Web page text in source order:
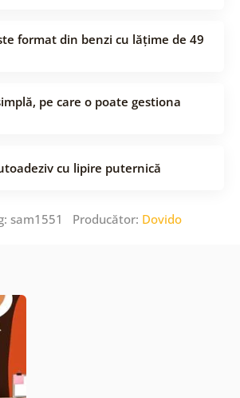
format din benzi cu lățime de 49
pe care o poate gestiona
cu lipire puternică
sam1551 Producător: Dovido